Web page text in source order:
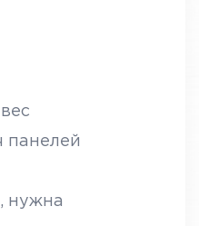
панелей
нужна